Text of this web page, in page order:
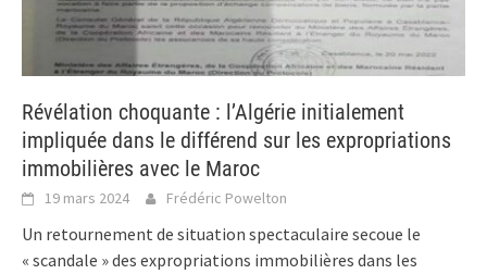
Révélation choquante : l’Algérie initialement
impliquée dans le différend sur les expropriations
immobilières avec le Maroc
19 mars 2024 Frédéric Powelton
Un retournement de situation spectaculaire secoue le
« scandale » des expropriations immobilières dans les